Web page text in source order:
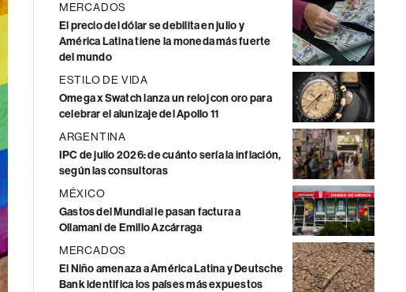
MERCADOS
El precio del dólar se debilita en julio y
América Latina tiene la moneda más fuerte
del mundo
ESTILO DE VIDA
Omega x Swatch lanza un reloj con oro para
celebrar el alunizaje del Apollo 11
ARGENTINA
IPC de julio 2026: de cuánto sería la inflación,
según las consultoras
MÉXICO
Gastos del Mundial le pasan factura a
Ollamani de Emilio Azcárraga
MERCADOS
El Niño amenaza a América Latina y Deutsche
Bank identifica los países más expuestos